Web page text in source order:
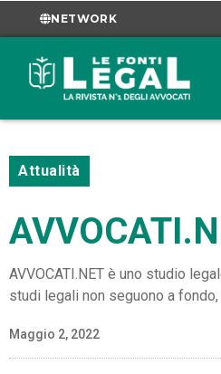
NETWORK
Attualità
AVVOCATI.NET è uno studio
studi legali non seguono a
Maggio 2, 2022